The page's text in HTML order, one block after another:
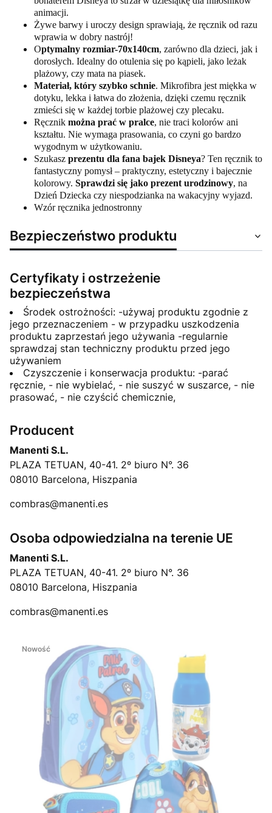
animacji.
Żywe barwy i uroczy design sprawiają, że ręcznik od razu
wprawia w dobry nastrój!
Optymalny rozmiar-70x140cm, zarówno dla dzieci, jak i
dorosłych. Idealny do otulenia się po kąpieli, jako leżak
plażowy, czy mata na piasek.
Materiał, który szybko schnie. Mikrofibra jest miękka w
dotyku, lekka i łatwa do złożenia, dzięki czemu ręcznik
zmieści się w każdej torbie plażowej czy plecaku.
Ręcznik można prać w pralce, nie traci kolorów ani
kształtu. Nie wymaga prasowania, co czyni go bardzo
wygodnym w użytkowaniu.
Szukasz prezentu dla fana bajek Disneya? Ten ręcznik to
fantastyczny pomysł – praktyczny, estetyczny i bajecznie
kolorowy. Sprawdzi się jako prezent urodzinowy, na
Dzień Dziecka czy niespodzianka na wakacyjny wyjazd.
Wzór ręcznika jednostronny
Bezpieczeństwo produktu
Certyfikaty i ostrzeżenie
bezpieczeństwa
Środek ostrożności: -używaj produktu zgodnie z
jego przeznaczeniem - w przypadku uszkodzenia
produktu zaprzestań jego używania -regularnie
sprawdzaj stan techniczny produktu przed jego
używaniem
Czyszczenie i konserwacja produktu: -parać
ręcznie, - nie wybielać, - nie suszyć w suszarce, - nie
prasować, - nie czyścić chemicznie,
Producent
Manenti S.L.
PLAZA TETUAN, 40-41. 2º biuro N°. 36
08010 Barcelona, Hiszpania
combras@manenti.es
Osoba odpowiedzialna na terenie UE
Manenti S.L.
PLAZA TETUAN, 40-41. 2º biuro N°. 36
08010 Barcelona, Hiszpania
combras@manenti.es
Nowość